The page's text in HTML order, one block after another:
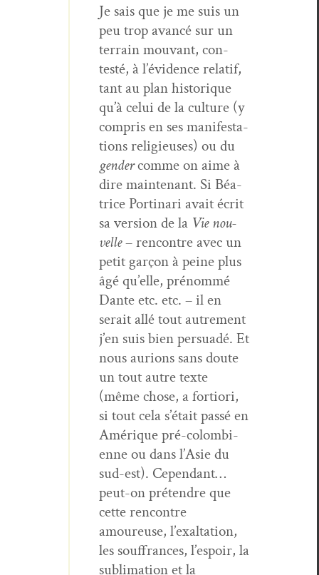
Je sais que je me suis un
peu trop avancé sur un
ter­rain mou­vant, con­
testé, à l’évidence relatif,
tant au plan his­torique
qu’à celui de la cul­ture (y
com­pris en ses man­i­fes­ta­
tions religieuses) ou du
gen­dercomme on aime à
dire main­tenant. Si Béa­
trice Porti­nari avait écrit
sa ver­sion de la Vie nou­
velle– ren­con­tre avec un
petit garçon à peine plus
âgé qu’elle, prénom­mé
Dante etc. etc. – il en
serait allé tout autrement
j’en suis bien per­suadé. Et
nous auri­ons sans doute
un tout autre texte
(même chose, a for­tiori,
si tout cela s’était passé en
Amérique pré-colom­bi­
enne ou dans l’Asie du
sud-est). Cepen­dant…
peut-on pré­ten­dre que
cette ren­con­tre
amoureuse, l’exaltation,
les souf­frances, l’espoir, la
sub­li­ma­tion et la